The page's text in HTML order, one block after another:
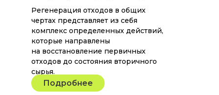
Регенерация отходов в общих
чертах представляет из себя
комплекс определенных действий,
которые направлены
на восстановление первичных
отходов до состояния вторичного
сырья.
Подробнее